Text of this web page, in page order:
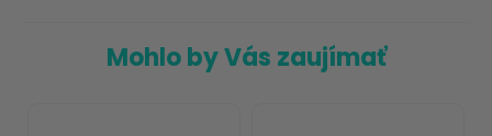
Mohlo by Vás zaujímať